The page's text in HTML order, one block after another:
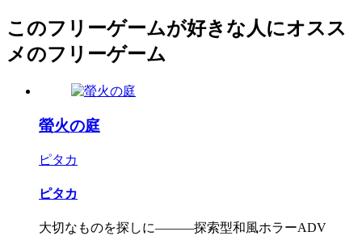
このフリーゲームが好きな人にオスス
メのフリーゲーム
螢火の庭
ピタカ
ピタカ
大切なものを探しに―――探索型和風ホラーADV